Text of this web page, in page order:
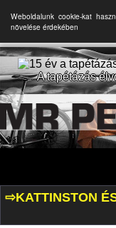
Weboldalunk cookie-kat
növelése érdekében
A tapétázás
⇨KATTINSTON